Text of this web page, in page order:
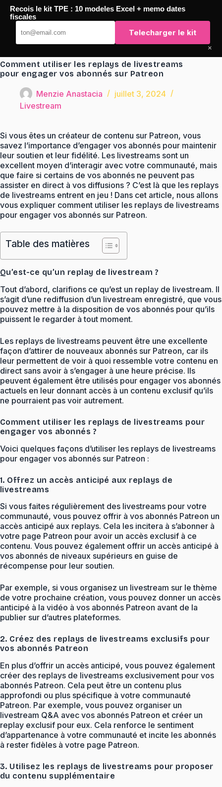
Passer
contenu
TaqTaq
Comment utiliser les replays de livestreams
pour engager vos abonnés sur Patreon
Menzie Anastacia
juillet 3, 2024
Livestream
Si vous êtes un créateur de contenu sur Patreon, vous
savez l’importance d’engager vos abonnés pour maintenir
leur soutien et leur fidélité. Les livestreams sont un
excellent moyen d’interagir avec votre communauté, mais
que faire si certains de vos abonnés ne peuvent pas
assister en direct à vos diffusions ? C’est là que les replays
de livestreams entrent en jeu ! Dans cet article, nous allons
vous expliquer comment utiliser les replays de livestreams
pour engager vos abonnés sur Patreon.
Table des matières
Qu’est-ce qu’un replay de livestream ?
Tout d’abord, clarifions ce qu’est un replay de livestream. Il
s’agit d’une rediffusion d’un livestream enregistré, que vous
pouvez mettre à la disposition de vos abonnés pour qu’ils
puissent le regarder à tout moment.
Les replays de livestreams peuvent être une excellente
façon d’attirer de nouveaux abonnés sur Patreon, car ils
leur permettent de voir à quoi ressemble votre contenu en
direct sans avoir à s’engager à une heure précise. Ils
peuvent également être utilisés pour engager vos abonnés
actuels en leur donnant accès à un contenu exclusif qu’ils
ne pourraient pas voir autrement.
Comment utiliser les replays de livestreams pour
engager vos abonnés ?
Voici quelques façons d’utiliser les replays de livestreams
pour engager vos abonnés sur Patreon :
1. Offrez un accès anticipé aux replays de
livestreams
Si vous faites régulièrement des livestreams pour votre
communauté, vous pouvez offrir à vos abonnés Patreon un
accès anticipé aux replays. Cela les incitera à s’abonner à
votre page Patreon pour avoir un accès exclusif à ce
contenu. Vous pouvez également offrir un accès anticipé à
vos abonnés de niveaux supérieurs en guise de
récompense pour leur soutien.
Par exemple, si vous organisez un livestream sur le thème
de votre prochaine création, vous pouvez donner un accès
anticipé à la vidéo à vos abonnés Patreon avant de la
publier sur d’autres plateformes.
2. Créez des replays de livestreams exclusifs pour
vos abonnés Patreon
En plus d’offrir un accès anticipé, vous pouvez également
créer des replays de livestreams exclusivement pour vos
abonnés Patreon. Cela peut être un contenu plus
approfondi ou plus spécifique à votre communauté
Patreon. Par exemple, vous pouvez organiser un
livestream Q&A avec vos abonnés Patreon et créer un
replay exclusif pour eux. Cela renforce le sentiment
d’appartenance à votre communauté et incite les abonnés
à rester fidèles à votre page Patreon.
3. Utilisez les replays de livestreams pour proposer
du contenu supplémentaire
Recois le kit TPE : 10 modeles Excel + memo dates
fiscales
Telecharger le kit
×